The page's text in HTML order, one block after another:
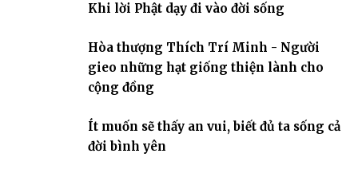
Khi lời Phật dạy đi vào đời sống
Hòa thượng Thích Trí Minh - Người
gieo những hạt giống thiện lành cho
cộng đồng
Ít muốn sẽ thấy an vui, biết đủ ta sống cả
đời bình yên